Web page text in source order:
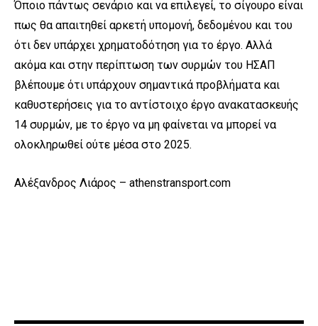
Όποιο πάντως σενάριο και να επιλεγεί, το σίγουρο είναι
πως θα απαιτηθεί αρκετή υπομονή, δεδομένου και του
ότι δεν υπάρχει χρηματοδότηση για το έργο. Αλλά
ακόμα και στην περίπτωση των συρμών του ΗΣΑΠ
βλέπουμε ότι υπάρχουν σημαντικά προβλήματα και
καθυστερήσεις για το αντίστοιχο έργο ανακατασκευής
14 συρμών, με το έργο να μη φαίνεται να μπορεί να
ολοκληρωθεί ούτε μέσα στο 2025.
Αλέξανδρος Λιάρος – athenstransport.com